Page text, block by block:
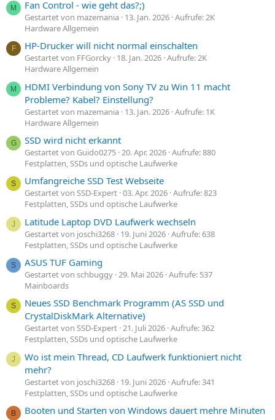
M Fan Control - wie geht das?;)
Gestartet von mazemania 13. Jan. 2026 Aufrufe: 2K
Hardware Allgemein
F HP-Drucker will nicht normal einschalten
Gestartet von FFGorcky 18. Jan. 2026 Aufrufe: 2K
Hardware Allgemein
M
HDMI Verbindung von Sony TV zu Win 11 macht
Probleme? Kabel? Einstellung?
Gestartet von mazemania 13. Jan. 2026 Aufrufe: 1K
Hardware Allgemein
G SSD wird nicht erkannt
Gestartet von Guido0275 20. Apr. 2026 Aufrufe: 880
Festplatten, SSDs und optische Laufwerke
S Umfangreiche SSD Test Webseite
Gestartet von SSD-Expert 03. Apr. 2026 Aufrufe: 823
Festplatten, SSDs und optische Laufwerke
J Latitude Laptop DVD Laufwerk wechseln
Gestartet von joschi3268 19. Juni 2026 Aufrufe: 638
Festplatten, SSDs und optische Laufwerke
S ASUS TUF Gaming
Gestartet von schbuggy 29. Mai 2026 Aufrufe: 537
Mainboards
S
Neues SSD Benchmark Programm (AS SSD und
CrystalDiskMark Alternative)
Gestartet von SSD-Expert 21. Juli 2026 Aufrufe: 362
Festplatten, SSDs und optische Laufwerke
J
Wo ist mein Thread, CD Laufwerk funktioniert nicht
mehr?
Gestartet von joschi3268 19. Juni 2026 Aufrufe: 341
Festplatten, SSDs und optische Laufwerke
B
Booten und Starten von Windows dauert mehre Minuten